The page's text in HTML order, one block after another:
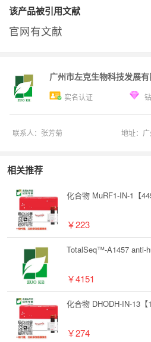
该产品被引用文献
官网有文献
广州市左克生物科技发展
实名认证
联系人： 张芳菊 地址：
相关推荐
化合物 MuRF1-IN-1【
￥223
TotalSeq™-A1457 anti-
￥4151
化合物 DHODH-IN-13【
￥274